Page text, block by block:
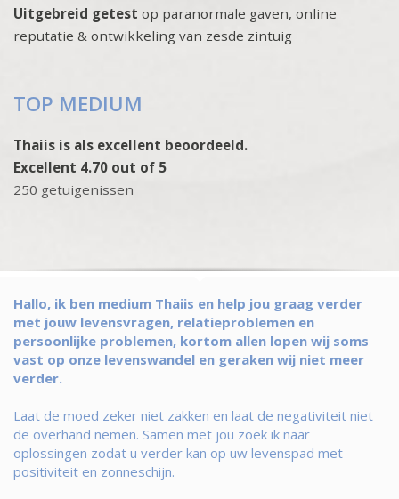
Uitgebreid getest op paranormale gaven, online
reputatie & ontwikkeling van zesde zintuig
TOP MEDIUM
Thaiis is als excellent beoordeeld.
Excellent 4.70 out of 5
250 getuigenissen
Hallo, ik ben medium Thaiis en help jou graag verder
met jouw levensvragen, relatieproblemen en
persoonlijke problemen, kortom allen lopen wij soms
vast op onze levenswandel en geraken wij niet meer
verder.
Laat de moed zeker niet zakken en laat de negativiteit niet
de overhand nemen. Samen met jou zoek ik naar
oplossingen zodat u verder kan op uw levenspad met
positiviteit en zonneschijn.